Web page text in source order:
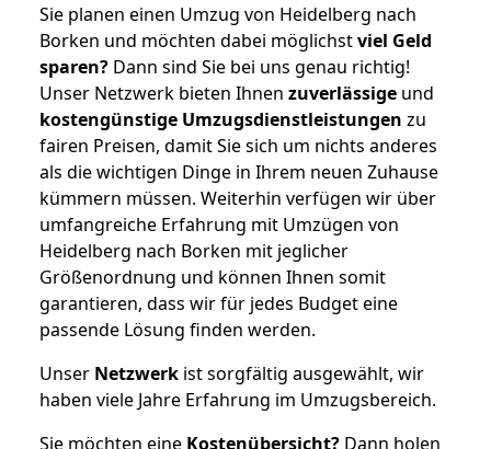
Sie planen einen Umzug von Heidelberg nach
Borken und möchten dabei möglichstviel Geld
sparen? Dann sind Sie bei uns genau richtig!
Unser Netzwerk bieten Ihnen zuverlässige und
kostengünstige Umzugsdienstleistungen zu
fairen Preisen, damit Sie sich um nichts anderes
als die wichtigen Dinge in Ihrem neuen Zuhause
kümmern müssen. Weiterhin verfügen wir über
umfangreiche Erfahrung mit Umzügen von
Heidelberg nach Borken mit jeglicher
Größenordnung und können Ihnen somit
garantieren, dass wir für jedes Budget eine
passende Lösung finden werden.
Unser Netzwerk ist sorgfältig ausgewählt, wir
haben viele Jahre Erfahrung im Umzugsbereich.
Sie möchten eine Kostenübersicht? Dann holen